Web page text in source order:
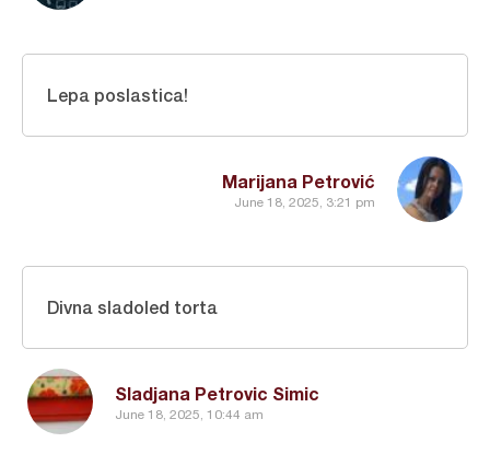
Marijana Petrović
June 18, 2025, 3:21 pm
Lepa poslastica!
Sladjana Petrovic Simic
June 18, 2025, 10:44 am
Divna sladoled torta